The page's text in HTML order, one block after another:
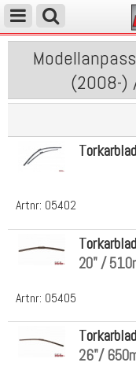
(2008-)
Artnr: 05402
Artnr: 05405
20" /
26"/